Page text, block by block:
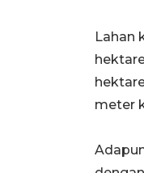
Lahan
meter